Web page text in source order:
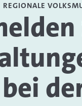
REGIONALE
bei